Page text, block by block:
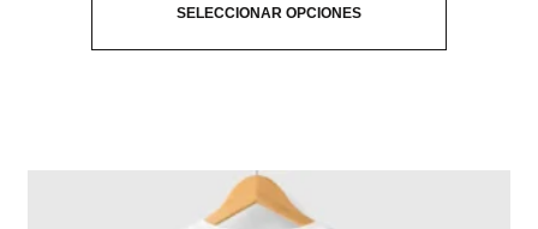
SELECCIONAR OPCIONES